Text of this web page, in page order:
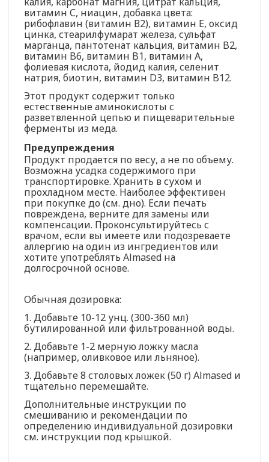
витамин С, ниацин, добавка цвета:
рибофлавин (витамин В2), витамин Е, оксид
цинка, стеарилфумарат железа, сульфат
марганца, пантотенат кальция, витамин B2,
витамин B6, витамин B1, витамин A,
фолиевая кислота, йодид калия, селенит
натрия, биотин, витамин D3, витамин B12.
Этот продукт содержит только
естественные аминокислоты с
разветвленной цепью и пищеварительные
ферменты из меда.
Предупреждения
Продукт продается по весу, а не по объему.
Возможна усадка содержимого при
транспортировке. Хранить в сухом и
прохладном месте. Наиболее эффективен
при покупке до (см. дно). Если печать
повреждена, верните для замены или
компенсации. Проконсультируйтесь с
врачом, если вы имеете или подозреваете
аллергию на один из ингредиентов или
хотите употреблять Almased на
долгосрочной основе.
Обычная дозировка:
1. Добавьте 10-12 унц. (300-360 мл)
бутилированной или фильтрованной воды.
2. Добавьте 1-2 мерную ложку масла
(например, оливковое или льняное).
3. Добавьте 8 столовых ложек (50 г) Almased и
тщательно перемешайте.
Дополнительные инструкции по
смешиванию и рекомендации по
определению индивидуальной дозировки
см. инструкции под крышкой.